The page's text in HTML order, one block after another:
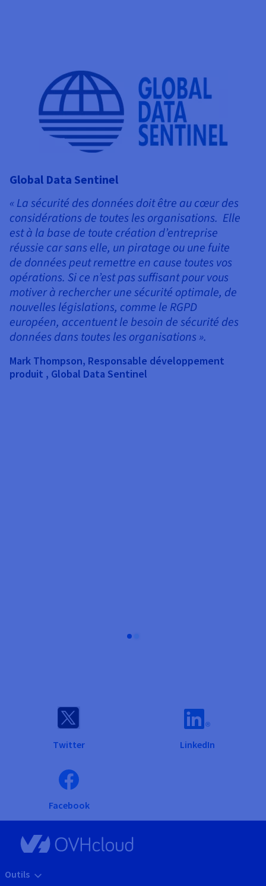
Global Data Sentinel
« La sécurité des données doit être au cœur des
considérations de toutes les organisations. Elle
est à la base de toute création d’entreprise
réussie car sans elle, un piratage ou une fuite
de données peut remettre en cause toutes vos
opérations. Si ce n’est pas suffisant pour vous
motiver à rechercher une sécurité optimale, de
nouvelles législations, comme le RGPD
européen, accentuent le besoin de sécurité des
données dans toutes les organisations ».
Mark Thompson, Responsable développement
produit , Global Data Sentinel
Twitter LinkedIn
Facebook
Outils